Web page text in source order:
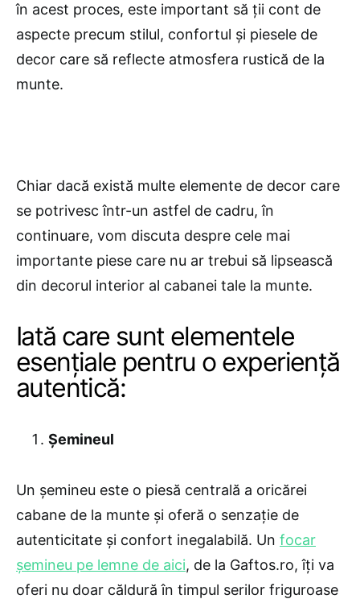
în acest proces, este important să ții cont de
aspecte precum stilul, confortul și piesele de
decor care să reflecte atmosfera rustică de la
munte.
Chiar dacă există multe elemente de decor care
se potrivesc într-un astfel de cadru, în
continuare, vom discuta despre cele mai
importante piese care nu ar trebui să lipsească
din decorul interior al cabanei tale la munte.
Iată care sunt elementele
esențiale pentru o experiență
autentică:
Șemineul
Un șemineu este o piesă centrală a oricărei
cabane de la munte și oferă o senzație de
autenticitate și confort inegalabilă. Un focar
șemineu pe lemne de aici, de la Gaftos.ro, îți va
oferi nu doar căldură în timpul serilor friguroase